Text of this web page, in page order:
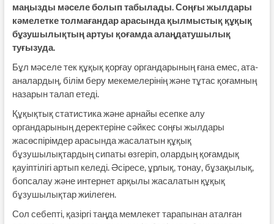
маңызды мәселе болып табылады. Соңғы жылдары
кәмелетке толмағандар арасында қылмыстық құқық
бұзушылықтың артуы қоғамда алаңдатушылық
туғызуда.
Бұл мәселе тек құқық қорғау органдарының ғана емес, ата-
аналардың, білім беру мекемелерінің және тұтас қоғамның
назарын талап етеді.
Құқықтық статистика және арнайы есепке алу
органдарының деректеріне сәйкес соңғы жылдары
жасөспірімдер арасында жасалатын құқық
бұзушылықтардың сипаты өзгеріп, олардың қоғамдық
қауіптілігі артып келеді. Әсіресе, ұрлық, тонау, бұзақылық,
бопсалау және интернет арқылы жасалатын құқық
бұзушылықтар жиілеген.
Сол себепті, қазіргі таңда мемлекет тарапынан аталған